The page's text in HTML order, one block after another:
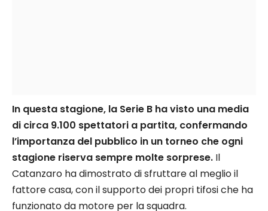
In questa stagione, la Serie B ha visto una media
di circa 9.100 spettatori a partita, confermando
l’importanza del pubblico in un torneo che ogni
stagione riserva sempre molte sorprese. Il
Catanzaro ha dimostrato di sfruttare al meglio il
fattore casa, con il supporto dei propri tifosi che ha
funzionato da motore per la squadra.